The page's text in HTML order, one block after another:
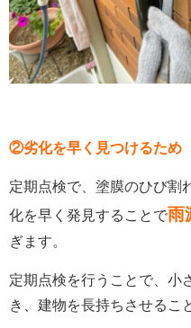
②劣化を早く見つけるため
定期点検で、塗膜のひび割
化を早く発見することで雨
ぎます。
定期点検を行うことで、小
き、建物を長持ちさせるこ